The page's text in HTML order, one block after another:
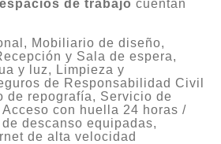
espacios de trabajo cuentan
Mobiliario de diseño,
y Sala de espera,
y luz, Limpieza y
de Responsabilidad Civil
de repografía, Servicio de
con huella 24 horas /
descanso equipadas,
de alta velocidad